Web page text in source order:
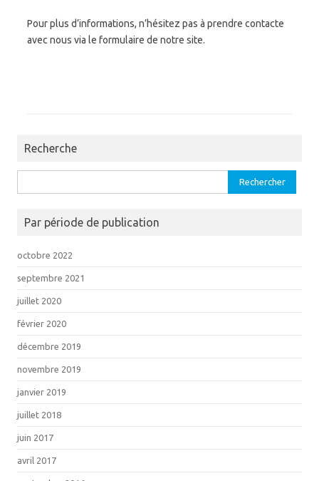
Pour plus d’informations, n’hésitez pas à prendre contacte
avec nous via le formulaire de notre site.
Recherche
Par période de publication
octobre 2022
septembre 2021
juillet 2020
février 2020
décembre 2019
novembre 2019
janvier 2019
juillet 2018
juin 2017
avril 2017